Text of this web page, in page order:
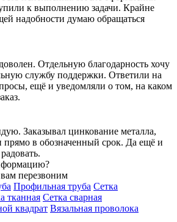
к выполнению задачи. Крайне
надобности думаю обращаться
Отдельную благодарность хочу
службу поддержки. Ответили на
ещё и уведомляли о том, на каком
Заказывал цинкование металла,
прямо в обозначенный срок. Да ещё и
перезвоним
Профильная труба Сетка
тканная Сетка сварная
квадрат Вязальная проволока